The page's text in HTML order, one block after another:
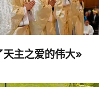
主之爱的伟大»